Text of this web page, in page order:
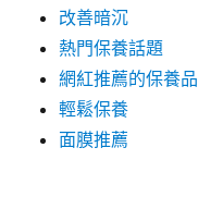
改善暗沉
熱門保養話題
網紅推薦的保養品
輕鬆保養
面膜推薦